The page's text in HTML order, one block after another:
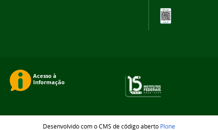
Desenvolvido com o CMS de código aberto Plone